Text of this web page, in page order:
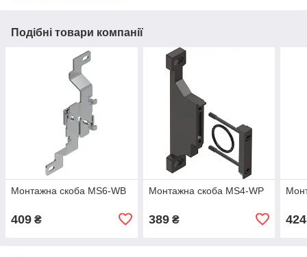
Подібні товари компанії
Монтажна скоба MS6-WB
409 ₴
Монтажна скоба MS4-WP
389₴ 424